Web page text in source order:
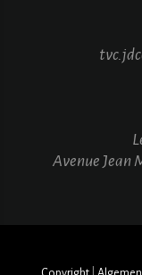
Avenue Jean